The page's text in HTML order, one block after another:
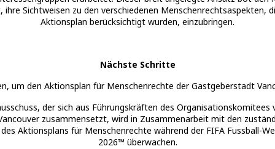
ihre Sichtweisen zu den verschiedenen Menschenrechtsaspekten,
Aktionsplan berücksichtigt wurden, einzubringen.
Nächste Schritte
um den Aktionsplan für Menschenrechte der Gastgeberstadt
der sich aus Führungskräften des Organisationskomitees
zusammensetzt, wird in Zusammenarbeit mit den
Aktionsplans für Menschenrechte während der FIFA Fussball-
2026™ überwachen.